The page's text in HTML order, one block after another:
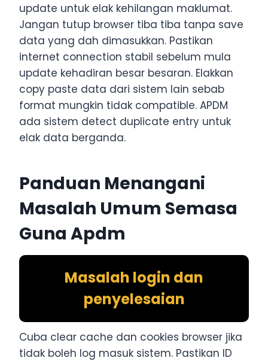
update untuk elak kehilangan maklumat.
Jangan tutup browser tiba tiba tanpa save
data yang dah dimasukkan. Pastikan
internet connection stabil sebelum mula
update kehadiran besar besaran. Elakkan
copy paste data dari sistem lain sebab
format mungkin tidak compatible. APDM
ada sistem detect duplicate entry untuk
elak data berganda.
Panduan Menangani
Masalah Umum Semasa
Guna Apdm
Masalah login dan
penyelesaian
Cuba clear cache dan cookies browser jika
tidak boleh log masuk sistem. Pastikan ID